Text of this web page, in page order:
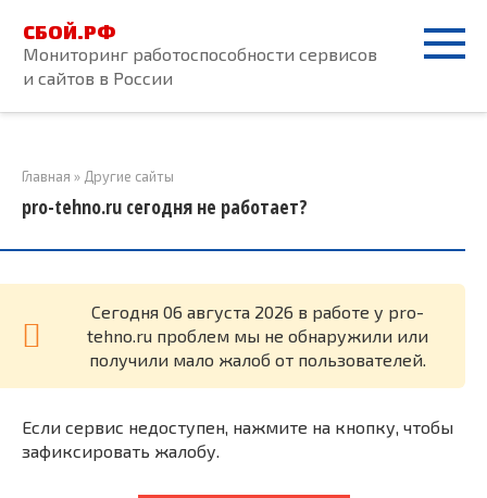
контенту
СБОЙ.РФ
Мониторинг работоспособности сервисов
и сайтов в России
Главная » Другие сайты
pro-tehno.ru сегодня не работает?
Cегодня 06 августа 2026 в работе у pro-
tehno.ru проблем мы не обнаружили или
получили мало жалоб от пользователей.
Если сервис недоступен, нажмите на кнопку, чтобы
зафиксировать жалобу.